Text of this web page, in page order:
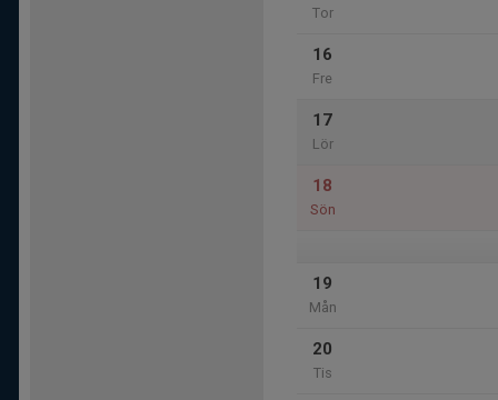
Tor
16
Fre
17
Lör
18
Sön
19
Mån
20
Tis